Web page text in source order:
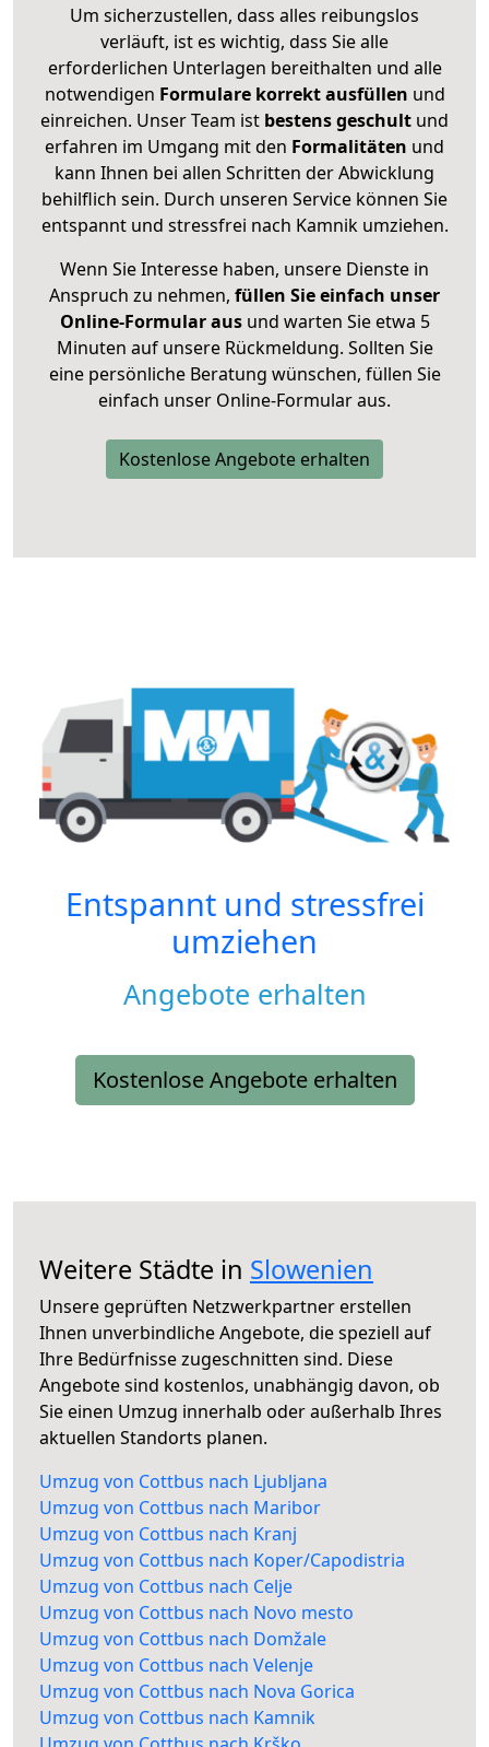
Um sicherzustellen, dass alles reibungslos
verläuft, ist es wichtig, dass Sie alle
erforderlichen Unterlagen bereithalten und alle
notwendigen Formulare korrekt ausfüllen und
einreichen. Unser Team ist bestens geschult und
erfahren im Umgang mit den Formalitäten und
kann Ihnen bei allen Schritten der Abwicklung
behilflich sein. Durch unseren Service können Sie
entspannt und stressfrei nach Kamnik umziehen.
Wenn Sie Interesse haben, unsere Dienste in
Anspruch zu nehmen, füllen Sie einfach unser
Online-Formular ausund warten Sie etwa 5
Minuten auf unsere Rückmeldung. Sollten Sie
eine persönliche Beratung wünschen, füllen Sie
einfach unser Online-Formular aus.
Kostenlose Angebote erhalten
Entspannt und stressfrei
umziehen
Angebote erhalten
Kostenlose Angebote erhalten
Weitere Städte in Slowenien
Unsere geprüften Netzwerkpartner erstellen
Ihnen unverbindliche Angebote, die speziell auf
Ihre Bedürfnisse zugeschnitten sind. Diese
Angebote sind kostenlos, unabhängig davon, ob
Sie einen Umzug innerhalb oder außerhalb Ihres
aktuellen Standorts planen.
Umzug von Cottbus nach Ljubljana
Umzug von Cottbus nach Maribor
Umzug von Cottbus nach Kranj
Umzug von Cottbus nach Koper/Capodistria
Umzug von Cottbus nach Celje
Umzug von Cottbus nach Novo mesto
Umzug von Cottbus nach Domžale
Umzug von Cottbus nach Velenje
Umzug von Cottbus nach Nova Gorica
Umzug von Cottbus nach Kamnik